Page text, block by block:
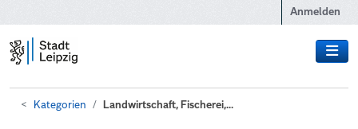
Anmelden
Kategorien Landwirtschaft, Fischerei,...